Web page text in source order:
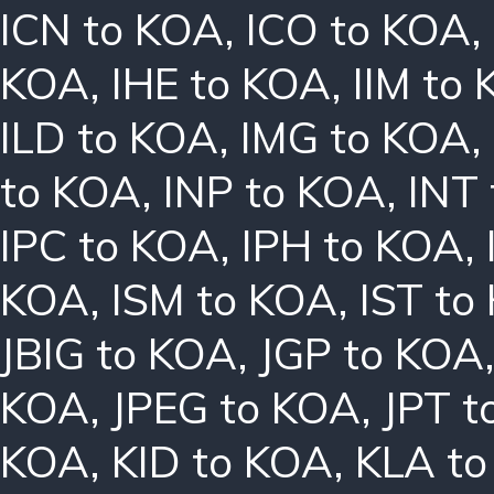
ICN to KOA, ICO to KOA,
KOA, IHE to KOA, IIM to
ILD to KOA, IMG to KOA,
to KOA, INP to KOA, INT
IPC to KOA, IPH to KOA,
KOA, ISM to KOA, IST to
JBIG to KOA, JGP to KOA
KOA, JPEG to KOA, JPT
KOA, KID to KOA, KLA